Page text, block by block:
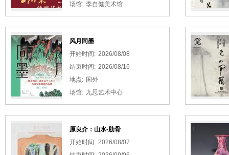
场馆: 李自健美术馆
风月同墨
开始时间: 2026/08/08
结束时间: 2026/08/16
地点: 国外
场馆: 九思艺术中心
原良介：山水-肋骨
开始时间: 2026/08/07